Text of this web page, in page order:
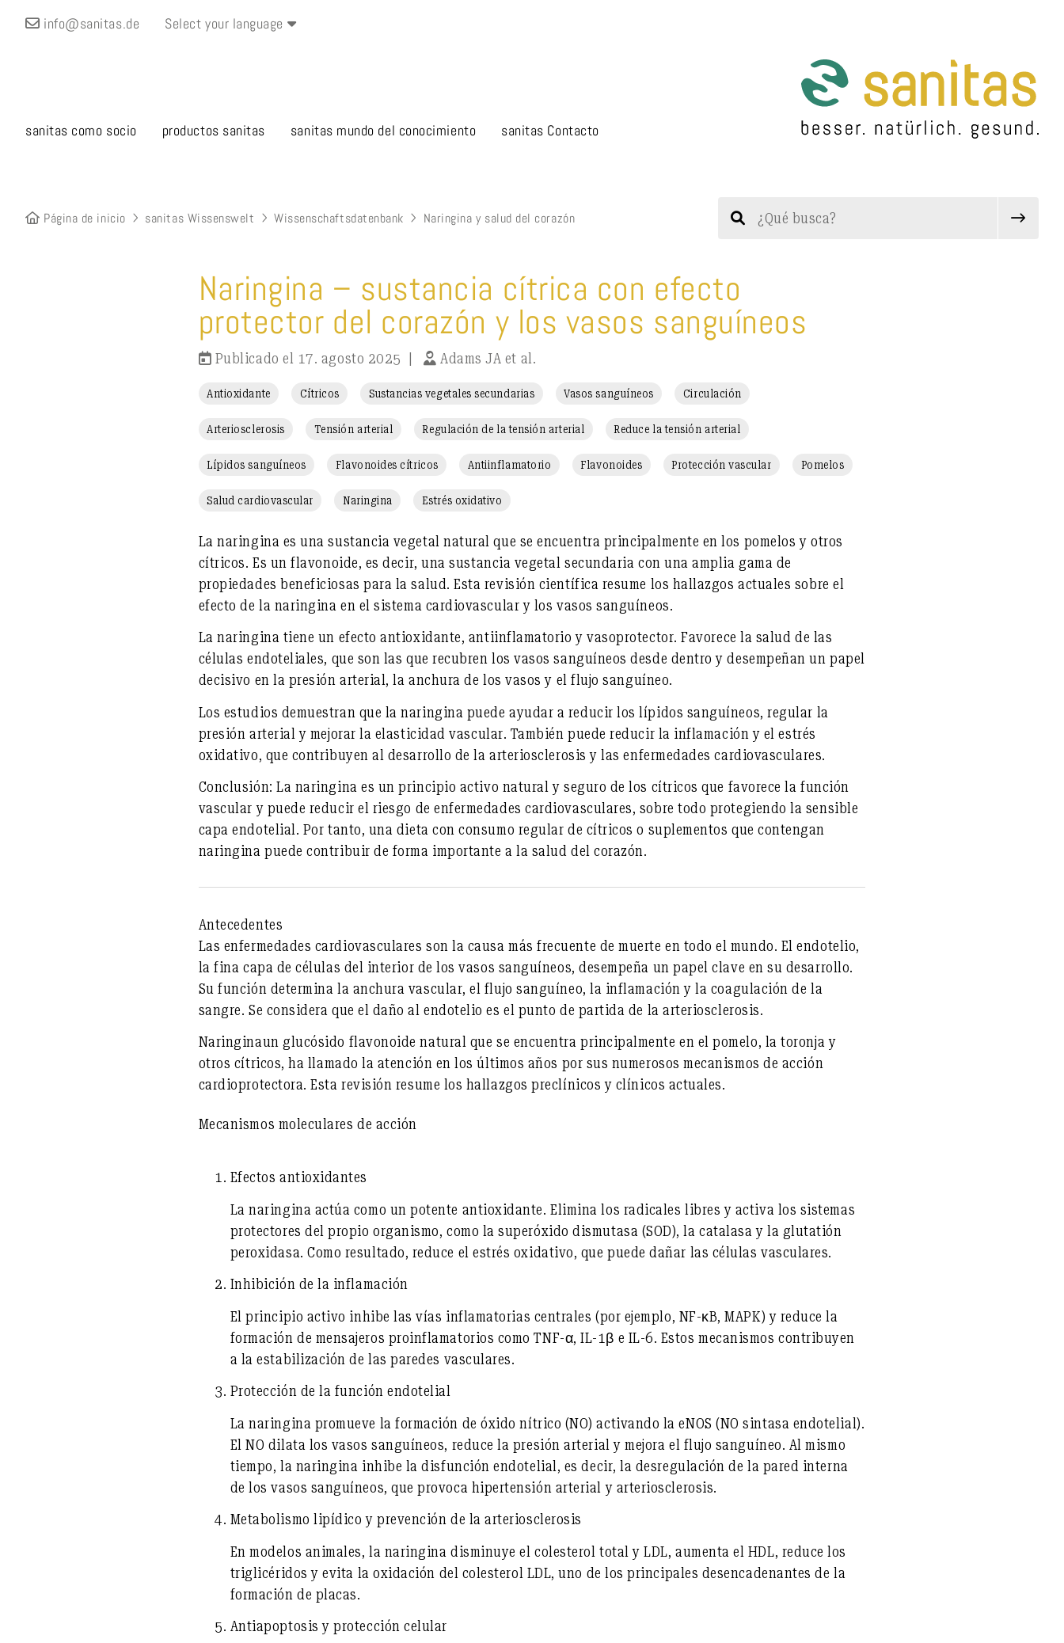
info@sanitas.de Select your language
sanitas como socio productos sanitas sanitas mundo del conocimiento sanitas Contacto
Página de inicio sanitas Wissenswelt Wissenschaftsdatenbank Naringina y salud del corazón
Naringina – sustancia cítrica con efecto
protector del corazón y los vasos sanguíneos
Publicado el 17. agosto 2025 Adams JA et al.
Antioxidante Cítricos Sustancias vegetales secundarias Vasos sanguíneos Circulación
Arteriosclerosis Tensión arterial Regulación de la tensión arterial Reduce la tensión arterial
Lípidos sanguíneos Flavonoides cítricos Antiinflamatorio Flavonoides Protección vascular Pomelos
Salud cardiovascular Naringina Estrés oxidativo
La naringina es una sustancia vegetal natural que se encuentra principalmente enlos pomelosy otros
cítricos. Es unflavonoide, es decir, una sustancia vegetal secundaria con una amplia gama de
propiedades beneficiosas para la salud. Esta revisión científica resume los hallazgos actuales sobre el
efecto de la naringina en el sistema cardiovascular y los vasos sanguíneos.
La naringina tiene un efectoantioxidante, antiinflamatorio yvasoprotector. Favorece la salud de las
células endoteliales, que son las que recubren los vasos sanguíneos desde dentro y desempeñan un papel
decisivo en la presión arterial, la anchura de los vasos y el flujo sanguíneo.
Los estudios demuestran que la naringina puede ayudar a reducir los lípidos sanguíneos,regular la
presión arterial y mejorar la elasticidad vascular. También puedereducir la inflamación y el estrés
oxidativo, que contribuyen al desarrollo de la arteriosclerosis y las enfermedades cardiovasculares.
Conclusión: La naringina es un principio activo natural y seguro de los cítricos que favorece la función
vascular y puede reducir el riesgo de enfermedades cardiovasculares, sobre todo protegiendo la sensible
capa endotelial. Por tanto, una dieta con consumo regular de cítricos o suplementos que contengan
naringina puede contribuir de forma importante a la salud del corazón.
Antecedentes
Las enfermedades cardiovasculares son la causa más frecuente de muerte en todo el mundo. Elendotelio,
la fina capa de células del interior de los vasos sanguíneos, desempeña un papel clave en su desarrollo.
Su función determina la anchura vascular, el flujo sanguíneo, la inflamación y la coagulación de la
sangre. Se considera que el daño al endotelio es el punto de partida de la arteriosclerosis.
Naringinaun glucósido flavonoide natural que se encuentra principalmente en el pomelo, la toronja y
otros cítricos, ha llamado la atención en los últimos años por sus numerososmecanismos de acción
cardioprotectora. Esta revisión resume los hallazgos preclínicos y clínicos actuales.
Mecanismos moleculares de acción
Efectos antioxidantes
La naringina actúa como un potente antioxidante. Elimina los radicales libres y activa los sistemas
protectores del propio organismo, como la superóxido dismutasa (SOD), la catalasa y la glutatión
peroxidasa. Como resultado, reduce el estrés oxidativo, que puede dañar las células vasculares.
Inhibición de la inflamación
El principio activo inhibe las vías inflamatorias centrales (por ejemplo, NF-κB, MAPK) y reduce la
formación de mensajeros proinflamatorios como TNF-α, IL-1β e IL-6. Estos mecanismos contribuyen
a la estabilización de las paredes vasculares.
Protección de la función endotelial
La naringina promueve la formación deóxido nítrico (NO) activando la eNOS (NO sintasa endotelial).
El NO dilata los vasos sanguíneos, reduce la presión arterial y mejora el flujo sanguíneo. Al mismo
tiempo, la naringina inhibe la disfunción endotelial, es decir, la desregulación de la pared interna
de los vasos sanguíneos, que provoca hipertensión arterial y arteriosclerosis.
Metabolismo lipídico y prevención de la arteriosclerosis
En modelos animales, la naringina disminuye el colesterol total y LDL, aumenta el HDL, reduce los
triglicéridos y evita la oxidación del colesterol LDL, uno de los principales desencadenantes de la
formación de placas.
Antiapoptosis y protección celular